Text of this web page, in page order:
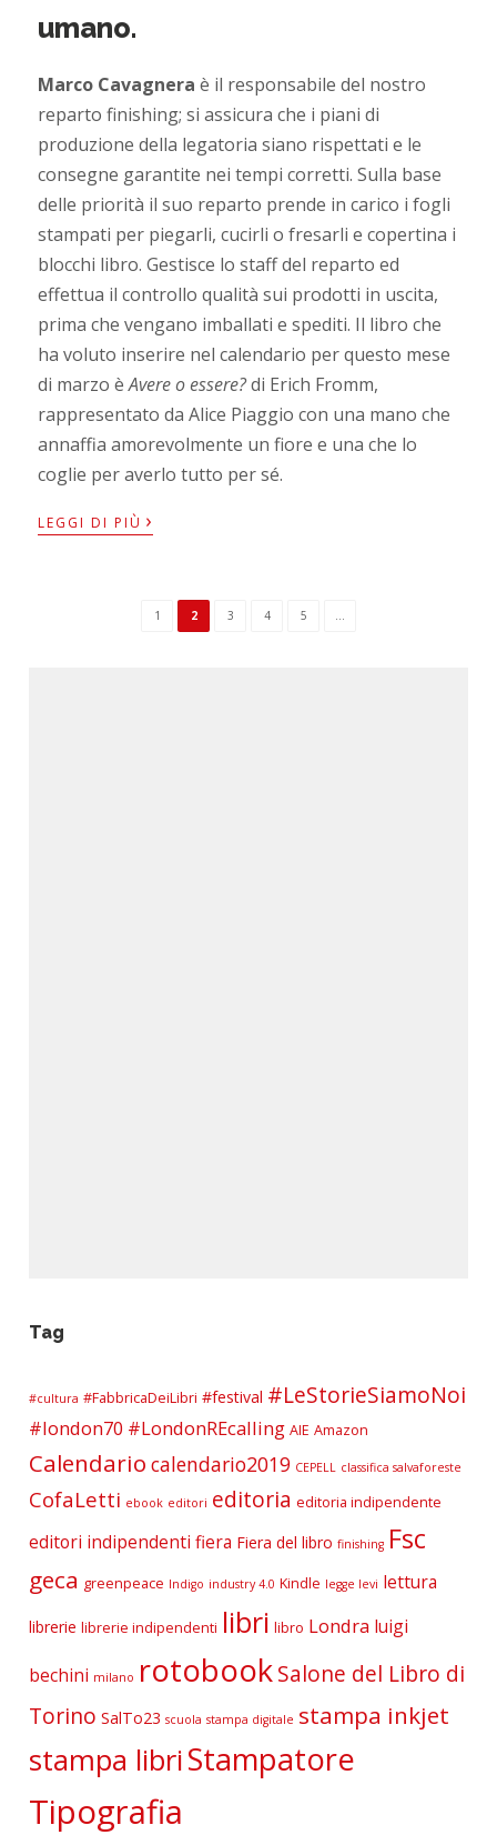
umano.
Marco Cavagnera è il responsabile del nostro
reparto finishing; si assicura che i piani di
produzione della legatoria siano rispettati e le
consegne garantite nei tempi corretti. Sulla base
delle priorità il suo reparto prende in carico i fogli
stampati per piegarli, cucirli o fresarli e copertina i
blocchi libro. Gestisce lo staff del reparto ed
effettua il controllo qualità sui prodotti in uscita,
prima che vengano imballati e spediti. Il libro che
ha voluto inserire nel calendario per questo mese
di marzo èAvere o essere?di Erich Fromm,
rappresentato da Alice Piaggio con una mano che
annaffia amorevolmente un fiore e una che lo
coglie per averlo tutto per sé.
LEGGI DI PIÙ ›
1 2 3 4 5 ...
Tag
#cultura #FabbricaDeiLibri #festival #LeStorieSiamoNoi
#london70 #LondonREcalling AIE Amazon
Calendario calendario2019 CEPELL classifica salvaforeste
CofaLetti ebook editori editoria editoria indipendente
editori indipendenti fiera Fiera del libro finishing Fsc
geca greenpeace Indigo industry 4.0 Kindle legge levi lettura
librerie librerie indipendenti libri libro Londra luigi
bechini milano rotobookSalone del Libro di
Torino SalTo23 scuola stampa digitale stampa inkjet
stampa libriStampatore
Tipografia